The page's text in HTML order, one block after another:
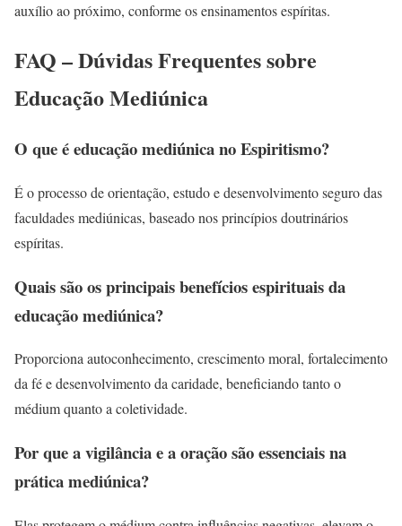
auxílio ao próximo, conforme os ensinamentos espíritas.
FAQ – Dúvidas Frequentes sobre
Educação Mediúnica
O que é educação mediúnica no Espiritismo?
É o processo de orientação, estudo e desenvolvimento seguro das
faculdades mediúnicas, baseado nos princípios doutrinários
espíritas.
Quais são os principais benefícios espirituais da
educação mediúnica?
Proporciona autoconhecimento, crescimento moral, fortalecimento
da fé e desenvolvimento da caridade, beneficiando tanto o
médium quanto a coletividade.
Por que a vigilância e a oração são essenciais na
prática mediúnica?